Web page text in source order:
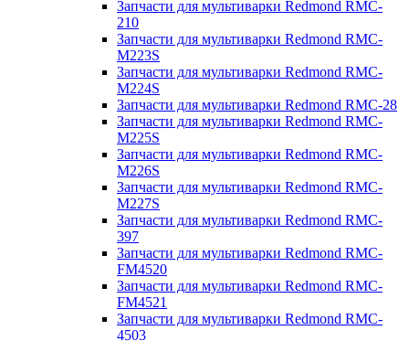
Запчасти для мультиварки Redmond RMC-
210
Запчасти для мультиварки Redmond RMC-
M223S
Запчасти для мультиварки Redmond RMC-
M224S
Запчасти для мультиварки Redmond RMC-28
Запчасти для мультиварки Redmond RMC-
M225S
Запчасти для мультиварки Redmond RMC-
M226S
Запчасти для мультиварки Redmond RMC-
M227S
Запчасти для мультиварки Redmond RMC-
397
Запчасти для мультиварки Redmond RMC-
FM4520
Запчасти для мультиварки Redmond RMC-
FM4521
Запчасти для мультиварки Redmond RMC-
4503